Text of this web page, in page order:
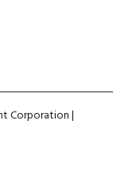
Corporation |